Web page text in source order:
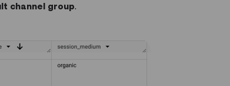
channel group.